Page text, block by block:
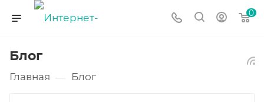
0
Блог
Главная — Блог